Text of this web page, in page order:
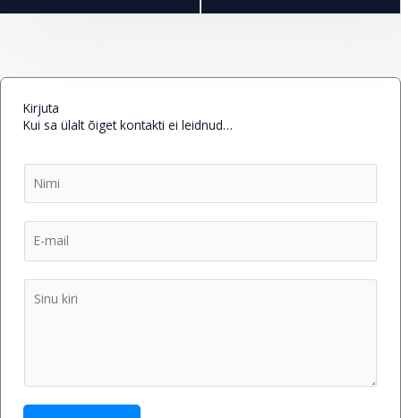
Kirjuta
Kui sa ülalt õiget kontakti ei leidnud…